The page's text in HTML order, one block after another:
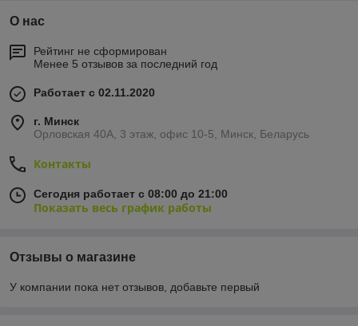
О нас
Рейтинг не сформирован
Менее 5 отзывов за последний год
Работает с 02.11.2020
г. Минск
Орловская 40А, 3 этаж, офис 10-5, Минск, Беларусь
Контакты
Сегодня работает с 08:00 до 21:00
Показать весь график работы
Отзывы о магазине
У компании пока нет отзывов, добавьте первый